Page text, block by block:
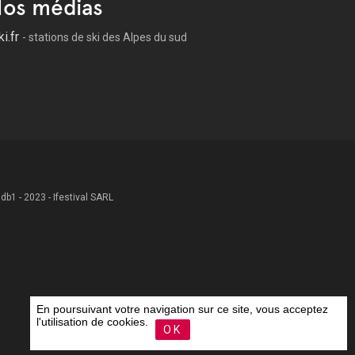
médias
- stations de ski des Alpes du sud
- 2023 - Ifestival SARL
En poursuivant votre navigation sur ce site, vous acceptez
l'utilisation de cookies.
OK